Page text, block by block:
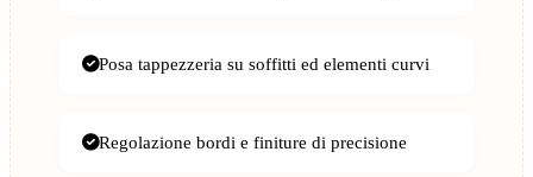
Posa tappezzeria su soffitti ed elementi curvi
Regolazione bordi e finiture di precisione